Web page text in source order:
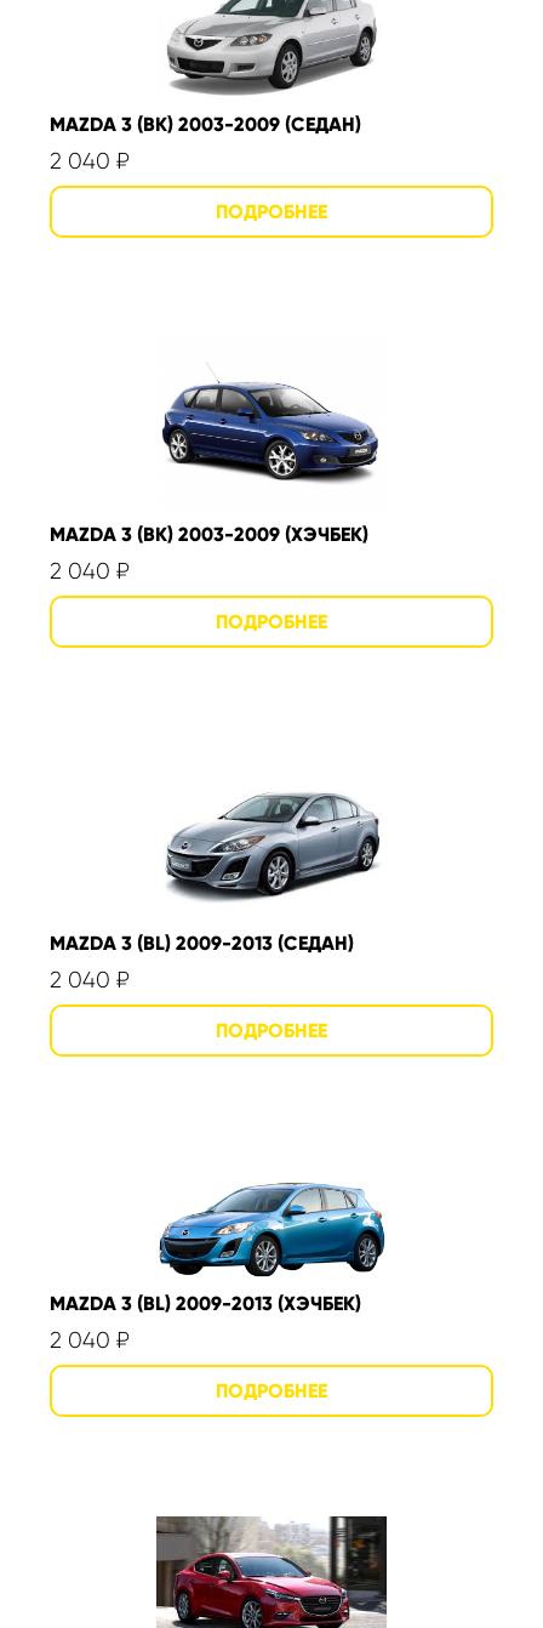
MAZDA 3 (BK) 2003-2009 (СЕДАН)
2 040 ₽
MAZDA 3 (BK) 2003-2009 (ХЭЧБЕК)
2 040 ₽
MAZDA 3 (BL) 2009-2013 (СЕДАН)
2 040 ₽
MAZDA 3 (BL) 2009-2013 (ХЭЧБЕК)
2 040 ₽